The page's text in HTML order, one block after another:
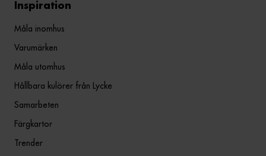
Inspiration
Måla inomhus
Varumärken
Måla utomhus
Hållbara kulörer från Lycke
Samarbeten
Färgkartor
Trender